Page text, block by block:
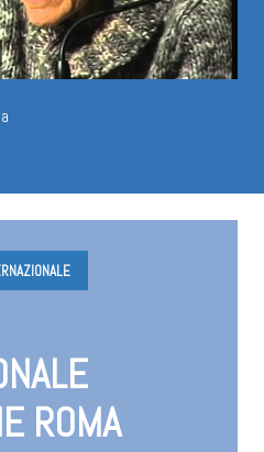
ROMA